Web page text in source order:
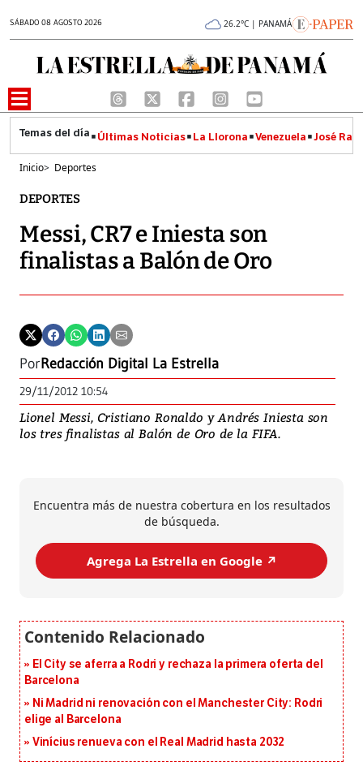
SÁBADO 08 AGOSTO 2026 26.2°C | PANAMÁ
Últimas Noticias La Llorona Venezuela José
Inicio> Deportes
DEPORTES
Messi, CR7 e Iniesta son
finalistas a Balón de Oro
PorRedacción Digital La Estrella
29/11/2012 10:54
Lionel Messi, Cristiano Ronaldo y Andrés Iniesta son
los tres finalistas al Balón de Oro de la FIFA.
Encuentra más de nuestra cobertura en los resultados
de búsqueda.
Agrega La Estrella en Google ↗️
El City se aferra a Rodri y rechaza la primera oferta del
Barcelona
Ni Madrid ni renovación con el Manchester City: Rodri
elige al Barcelona
Vinícius renueva con el Real Madrid hasta 2032